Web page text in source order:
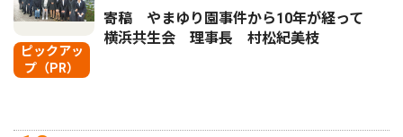
ピックアッ
プ（PR）
寄稿 やまゆり園事件から10年が経って
横浜共生会 理事長 村松紀美枝